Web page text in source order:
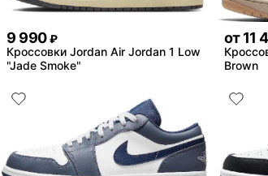
9 990 ₽
Кроссовки Jordan Air Jordan 1 Low
"Jade Smoke"
от 11
Brown